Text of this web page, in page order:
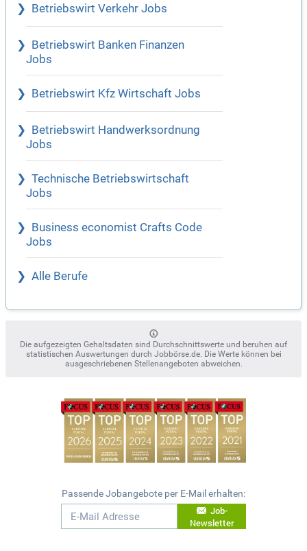
Betriebswirt Verkehr Jobs
Betriebswirt Banken Finanzen
Jobs
Betriebswirt Kfz Wirtschaft Jobs
Betriebswirt Handwerksordnung
Jobs
Technische Betriebswirtschaft
Jobs
Business economist Crafts Code
Jobs
Alle Berufe
Die aufgezeigten Gehaltsdaten sind Durchschnittswerte und beruhen auf
statistischen Auswertungen durch Jobbörse.de. Die Werte können bei
ausgeschriebenen Stellenangeboten abweichen.
Passende Jobangebote per E-Mail erhalten:
Job-
Newsletter